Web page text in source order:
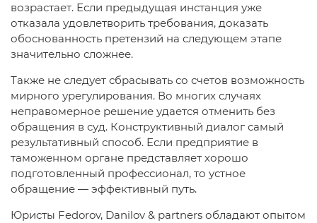
возрастает. Если предыдущая инстанция уже
отказала удовлетворить требования, доказать
обоснованность претензий на следующем этапе
значительно сложнее.
Также не следует сбрасывать со счетов возможность
мирного урегулирования. Во многих случаях
неправомерное решение удается отменить без
обращения в суд. Конструктивный диалог самый
результативный способ. Если предприятие в
таможенном органе представляет хорошо
подготовленный профессионал, то устное
обращение — эффективный путь.
Юристы Fedorov, Danilov & partners обладают опытом